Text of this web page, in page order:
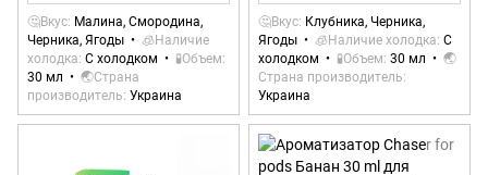
🤔Вкус Малина, Смородина,
Черника, Ягоды
🧊Наличие
холодка С холодком
🧪Объем
30 мл
🌏Страна
производитель Украина
🤔Вкус Клубника, Черника,
Ягоды
🧊Наличие холодка С
холодком
🧪Объем 30 мл
🌏
Страна производитель
Украина